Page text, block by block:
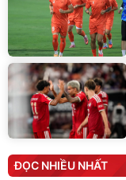
ĐỌC NHIỀU NHẤT